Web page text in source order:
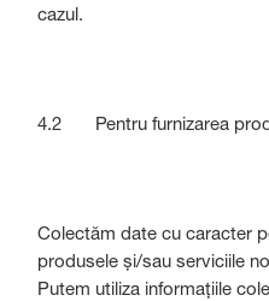
cazul.
4.2 Pentru furnizarea
Colectăm date cu caracter
produsele și/sau serviciile
Putem utiliza informațiile